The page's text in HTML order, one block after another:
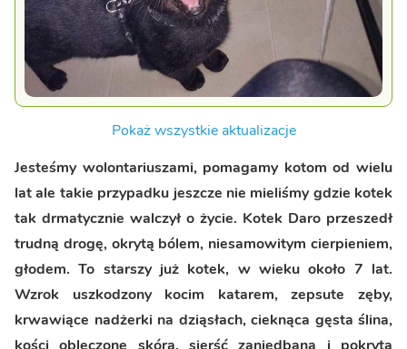
Pokaż wszystkie aktualizacje
Jesteśmy wolontariuszami, pomagamy kotom od wielu
lat ale takie przypadku jeszcze nie mieliśmy gdzie kotek
tak drmatycznie walczył o życie. Kotek Daro przeszedł
trudną drogę, okrytą bólem, niesamowitym cierpieniem,
głodem. To starszy już kotek, w wieku około 7 lat.
Wzrok uszkodzony kocim katarem, zepsute zęby,
krwawiące nadżerki na dziąsłach, cieknąca gęsta ślina,